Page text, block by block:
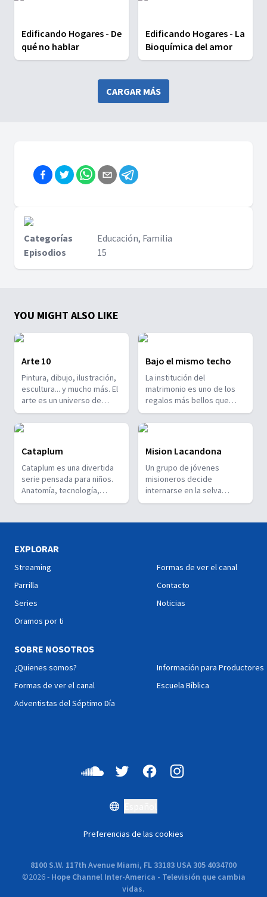
Edificando Hogares - De
qué no hablar
Edificando Hogares - La
Bioquímica del amor
CARGAR MÁS
Categorías
Educación, Familia
Episodios
15
YOU MIGHT ALSO LIKE
Arte 10
Pintura, dibujo, ilustración,
escultura... y mucho más. El
arte es un universo de
expresión! Cualquiera que
sea tu favorita, aquí
encontrarás el espacio para
aprender más sobre ella.
Arte10.
Bajo el mismo techo
La institución del
matrimonio es uno de los
regalos más bellos que
Dios hizo para los seres
humanos... no obstante se
necesita desarrollar ciertas
habilidades para una sana
convivencia en pareja.
¿Cuáles son y cómo
podemos mejorarlas? En
esta serie recibirás
consejos y orientaciones
el mismo techo.
Cataplum
Cataplum es una divertida
serie pensada para niños.
Anatomía, tecnología,
sociedad y espiritualidad
sobre diferentes partes del
serán una aventura. Mateo,
más los esperan! Cataplum!
Mision Lacandona
Un grupo de jóvenes
misioneros decide
internarse en la selva
Lacandona para convivir
indígenas descendientes
verdadera razón? Llevar un
mensaje de esperanza y
transformadora tanto para
EXPLORAR
Streaming
Parrilla
Series
Oramos por ti
Formas de ver el canal
Contacto
Noticias
SOBRE NOSOTROS
¿Quienes somos?
Formas de ver el canal
Adventistas del Séptimo Día
Información para Productores
Escuela Bíblica
Preferencias de las cookies
8100 S.W. 117th Avenue Miami, FL 33183 USA 305 4034700
©2026- Hope Channel Inter-America - Televisión que cambia
vidas.